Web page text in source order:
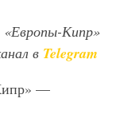
Кипр»
в Telegram
—